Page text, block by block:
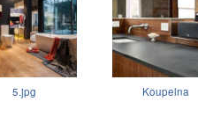
5.jpg Koupelna